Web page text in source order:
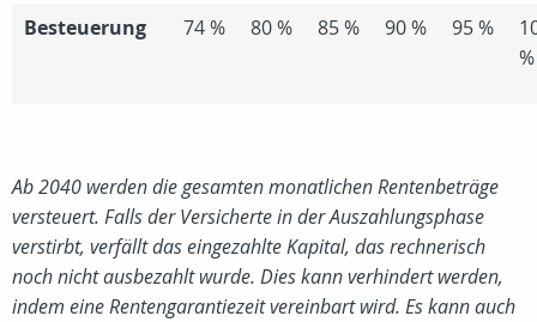
Besteuerung 74 % 80 % 85 % 90 % 95 %
%
Ab 2040 werden die gesamten monatlichen Rentenbeträge
versteuert. Falls der Versicherte in der Auszahlungsphase
verstirbt, verfällt das eingezahlte Kapital, das rechnerisch
noch nicht ausbezahlt wurde. Dies kann verhindert werden,
indem eine Rentengarantiezeit vereinbart wird. Es kann auch